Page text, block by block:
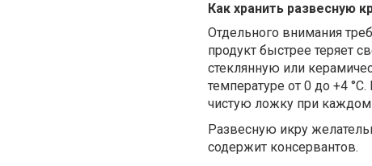
Как хранить развесную
Отдельного внимания
продукт быстрее теряет
стеклянную или
температуре от 0 до +4
чистую ложку при каждом
Развесную икру
содержит консервантов.